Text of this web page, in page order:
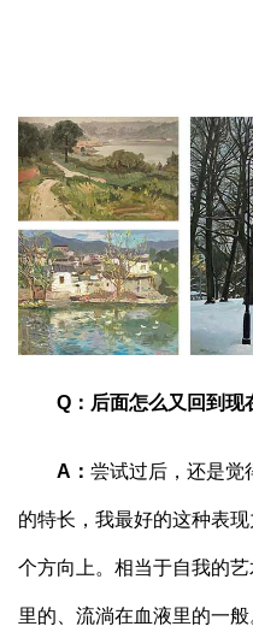
Q ： 后面怎么又回到现
A ： 尝试过后，还是觉
的特长，我最好的这种表
个方向上。相当于自我的
里的、流淌在血液里的一